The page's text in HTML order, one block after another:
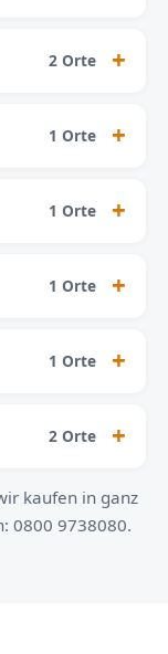
2 Orte
1 Orte
1 Orte
1 Orte
1 Orte
2 Orte
kaufen in ganz
0800 9738080.